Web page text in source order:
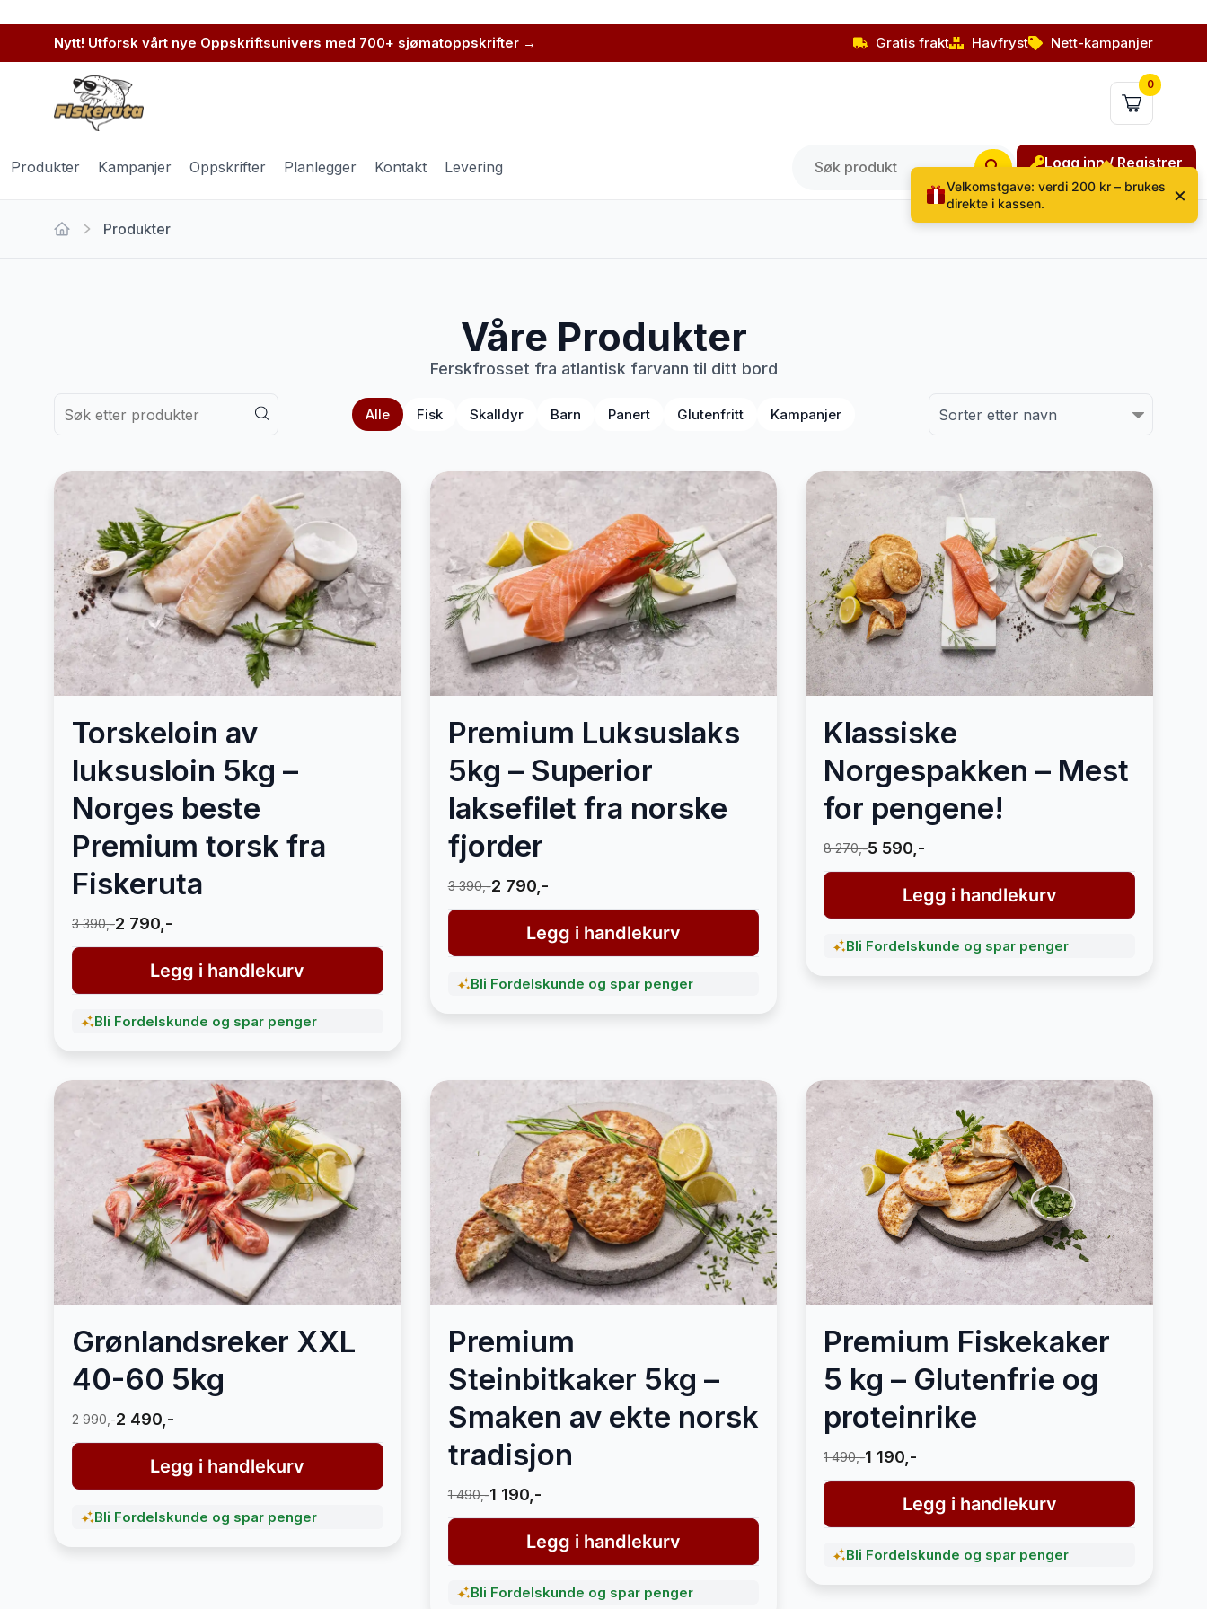
Nytt! Utforsk vårt nye Oppskriftsunivers med 700+ sjømatoppskrifter → Gratis frakt Havfryst Nett-kampanjer
0
Produkter Kampanjer Oppskrifter Planlegger Kontakt Levering Logg inn / Registrer
Produkter
Våre Produkter
Ferskfrosset fra atlantisk farvann til ditt bord
Alle Fisk Skalldyr Barn Panert Glutenfritt Kampanjer
Torskeloin av
luksusloin 5kg –
Norges beste
Premium torsk fra
Fiskeruta
3 390,-2 790,-
Legg i handlekurv
Bli Fordelskunde og spar penger
Premium Luksuslaks
5kg – Superior
laksefilet fra norske
fjorder
3 390,-2 790,-
Legg i handlekurv
Bli Fordelskunde og spar penger
Klassiske
Norgespakken – Mest
for pengene!
8 270,-5 590,-
Legg i handlekurv
Bli Fordelskunde og spar penger
Grønlandsreker XXL
40-60 5kg
2 990,-2 490,-
Legg i handlekurv
Bli Fordelskunde og spar penger
Premium
Steinbitkaker 5kg –
Smaken av ekte norsk
tradisjon
1 490,-1 190,-
Legg i handlekurv
Bli Fordelskunde og spar penger
Premium Fiskekaker
5 kg – Glutenfrie og
proteinrike
1 490,-1 190,-
Legg i handlekurv
Bli Fordelskunde og spar penger
Velkomstgave: verdi 200 kr – brukes
direkte i kassen.
×